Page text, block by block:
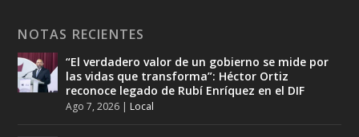
NOTAS RECIENTES
“El verdadero valor de un gobierno se mide por
las vidas que transforma”: Héctor Ortiz
reconoce legado de Rubí Enríquez en el DIF
Ago 7, 2026 | Local